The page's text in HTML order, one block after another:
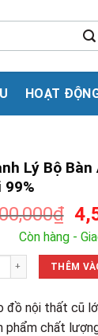
HOẠT
Lý Bộ Bàn
99%
₫
là:
Còn hàng -
Lý Bộ Bàn Ăn 4 Ghế
THÊM
đồ nội thất cũ
phẩm chất